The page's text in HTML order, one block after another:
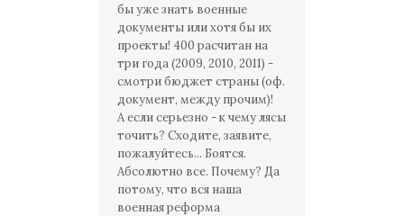
бы уже знать военные
документы или хотя бы их
проекты! 400 расчитан на
три года (2009, 2010, 2011) -
смотри бюджет страны (оф.
документ, между прочим)!
А если серьезно - к чему лясы
точить? Сходите, заявите,
пожалуйтесь... Боятся.
Абсолютно все. Почему? Да
потому, что вся наша
военная реформа